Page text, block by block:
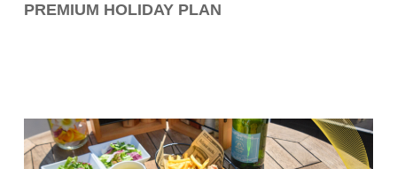
PREMIUM HOLIDAY PLAN